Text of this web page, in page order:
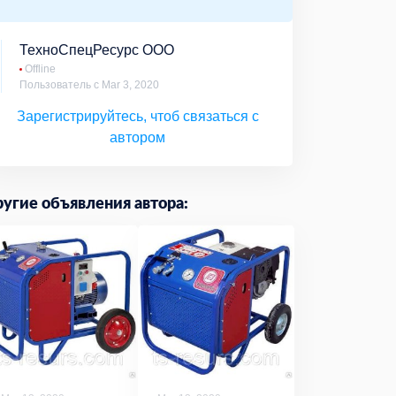
ТехноСпецРесурс ООО
Offline
Пользователь с Mar 3, 2020
Зарегистрируйтесь, чтоб связаться с
автором
объявления автора: